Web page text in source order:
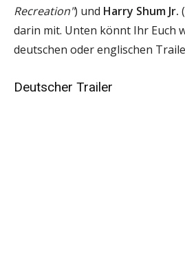
Recreation") und Harry Shum Jr. (
darin mit. Unten könnt Ihr Euch
deutschen oder englischen
Deutscher Trailer